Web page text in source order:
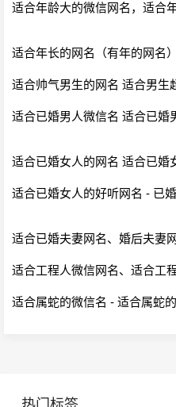
适合年龄大的微信网名，适合
适合年长的网名（有年的网名）
适合帅气男生的网名 适合男生
适合已婚男人微信名 适合已婚
适合已婚女人的网名 适合已婚
适合已婚女人的好听网名 - 已
适合已婚夫妻网名、婚后夫妻
适合工程人微信网名、适合工
适合属蛇的微信名 - 适合属蛇